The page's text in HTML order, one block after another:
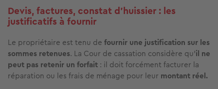
Devis, factures, constat d’huissier : les
justificatifs à fournir
Le propriétaire est tenu de fournir une justification sur les
sommes retenues. La Cour de cassation considère qu’il ne
peut pas retenir un forfait : il doit forcément facturer la
réparation ou les frais de ménage pour leur montant réel.